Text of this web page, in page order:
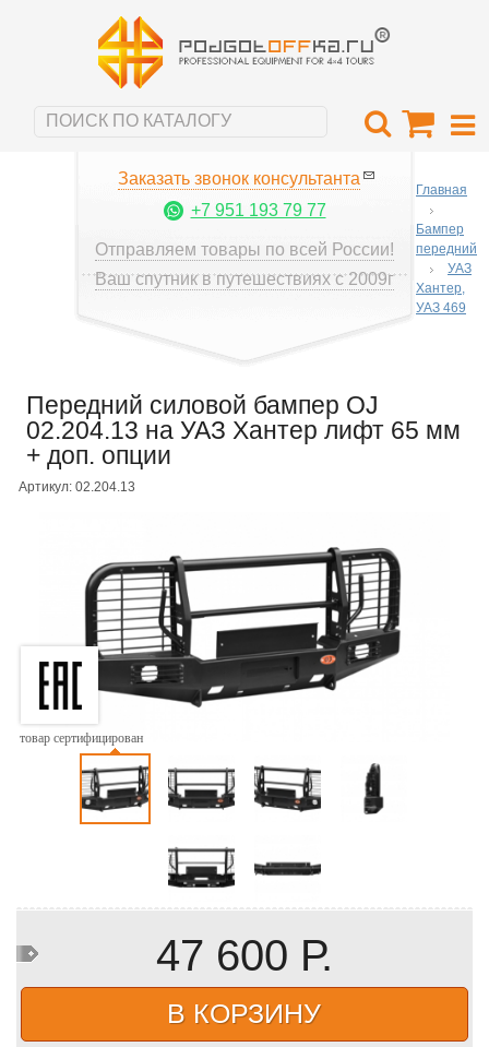
Заказать звонок консультанта
+7 951 193 79 77
Отправляем товары по всей России!
Ваш спутник в путешествиях с 2009г
Главная
Бампер
передний
УАЗ
Хантер,
УАЗ 469
Передний силовой бампер OJ
02.204.13 на УАЗ Хантер лифт 65 мм
+ доп. опции
Артикул: 02.204.13
товар сертифицирован
47 600 Р.
В КОРЗИНУ